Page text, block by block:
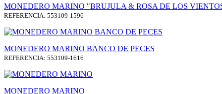
MONEDERO MARINO "BRUJULA & ROSA DE LOS
REFERENCIA: 553109-1596
MONEDERO MARINO BANCO DE PECES
REFERENCIA: 553109-1616
MONEDERO MARINO